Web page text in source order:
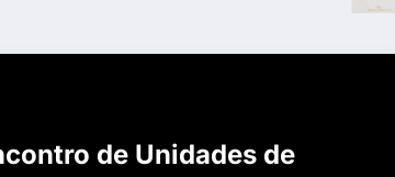
de Unidades de